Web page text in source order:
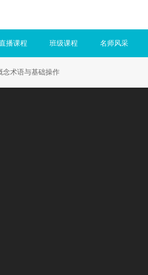
播课程 班级课程 名师风采
念术语与基础操作